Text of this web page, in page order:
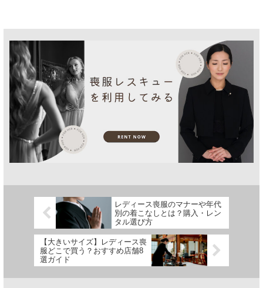
レディース喪服のマナーや年代
別の着こなしとは？購入・レン
タル選び方
【大きいサイズ】レディース喪
服どこで買う？おすすめ店舗8
選ガイド